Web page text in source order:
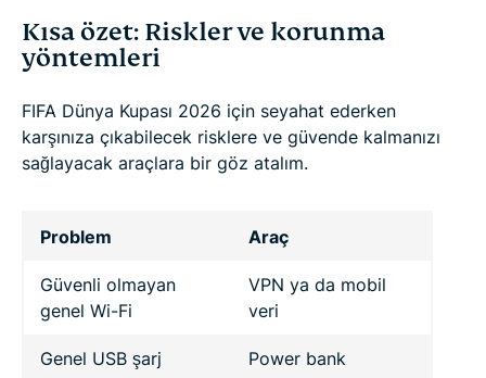
Kısa özet: Riskler ve korunma
yöntemleri
FIFA Dünya Kupası 2026 için seyahat ederken
karşınıza çıkabilecek risklere ve güvende kalmanızı
sağlayacak araçlara bir göz atalım.
Problem Araç
Güvenli olmayan
genel Wi-Fi
VPN ya da mobil
veri
Genel USB şarj
Power bank